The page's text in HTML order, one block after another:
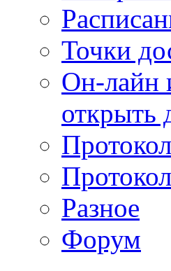
Точки
Он-лайн
открыть
Разное
Форум